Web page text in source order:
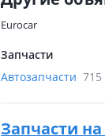
Eurocar
Запчасти
Автозапчасти 715
Запчасти на